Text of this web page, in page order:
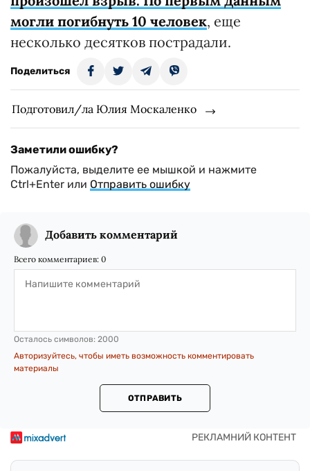
могли погибнуть 10 человек, еще
несколько десятков пострадали.
Поделиться
Подготовил/ла Юлия Москаленко
Заметили ошибку?
Пожалуйста, выделите ее мышкой и нажмите
Ctrl+Enter или Отправить ошибку
Добавить комментарий
Всего комментариев: 0
Осталось символов: 2000
Авторизуйтесь, чтобы иметь возможность комментировать
материалы
ОТПРАВИТЬ